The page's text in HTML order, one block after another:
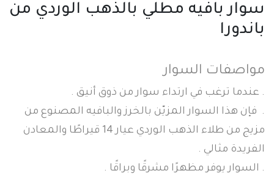
سوار بافيه مطلي بالذهب الوردي من
باندورا
مواصفات السوار
. عندما ترغب في ارتداء سوار من ذوق أنيق .
. فإن هذا السوار المزيّن بالخرز والبافيه المصنوع من
مزيج من طلاء الذهب الوردي عيار 14 قيراطًا والمعادن
الفريدة مثالي .
. السوار يوفر مظهرًا مشرقًا وبراقًا .